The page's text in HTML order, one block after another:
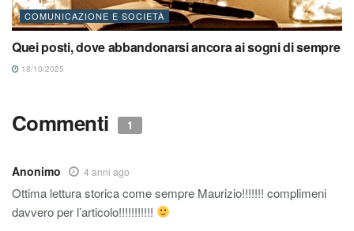
COMUNICAZIONE E SOCIETÀ
Quei posti, dove abbandonarsi ancora ai sogni di sempre
18/10/2025
Commenti 1
Anonimo 4 anni ago
Ottima lettura storica come sempre Maurizio!!!!!!! complimeni
davvero per l’articolo!!!!!!!!!!!